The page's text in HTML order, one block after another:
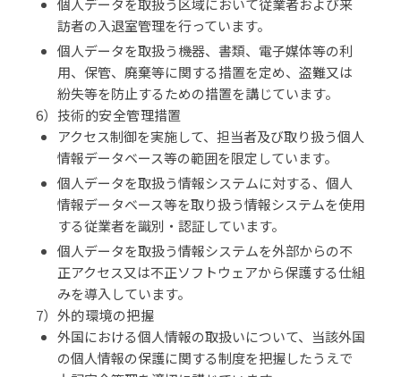
個人データを取扱う区域において従業者および来
訪者の入退室管理を行っています。
個人データを取扱う機器、書類、電子媒体等の利
用、保管、廃棄等に関する措置を定め、盗難又は
紛失等を防止するための措置を講じています。
6）技術的安全管理措置
アクセス制御を実施して、担当者及び取り扱う個人
情報データベース等の範囲を限定しています。
個人データを取扱う情報システムに対する、個人
情報データベース等を取り扱う情報システムを使用
する従業者を識別・認証しています。
個人データを取扱う情報システムを外部からの不
正アクセス又は不正ソフトウェアから保護する仕組
みを導入しています。
7）外的環境の把握
外国における個人情報の取扱いについて、当該外国
の個人情報の保護に関する制度を把握したうえで